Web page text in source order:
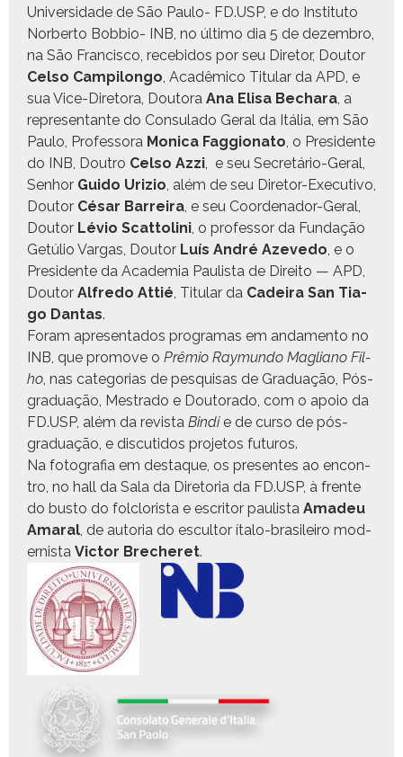
Uni­ver­si­dade de São Paulo- FD.USP, e do Insti­tu­to
Nor­ber­to Bob­bio- INB, no últi­mo dia 5 de dezem­bro,
na São Fran­cis­co, rece­bidos por seu Dire­tor, Doutor
Cel­so Campi­lon­go, Acadêmi­co Tit­u­lar da APD, e
sua Vice-Dire­to­ra, Douto­ra Ana Elisa Bechara, a
rep­re­sen­tante do Con­sula­do Ger­al da Itália, em São
Paulo, Pro­fes­so­ra Mon­i­ca Fag­gion­a­to, o Pres­i­dente
do INB, Doutro Cel­so Azzi, e seu Secretário-Ger­al,
Sen­hor Gui­do Urizio, além de seu Dire­tor-Exec­u­ti­vo,
Doutor César Bar­reira, e seu Coor­de­nador-Ger­al,
Doutor Lévio Scat­toli­ni, o pro­fes­sor da Fun­dação
Getúlio Var­gas, Doutor Luís André Azeve­do, e o
Pres­i­dente da Acad­e­mia Paulista de Dire­ito — APD,
Doutor Alfre­do Attié, Tit­u­lar da Cadeira San Tia­
go Dan­tas.
Foram apre­sen­ta­dos pro­gra­mas em anda­men­to no
INB, que pro­move o Prêmio Ray­mun­do Magliano Fil­
ho, nas cat­e­go­rias de pesquisas de Grad­u­ação, Pós-
grad­u­ação, Mestra­do e Doutora­do, com o apoio da
FD.USP, além da revista Bin­die de cur­so de pós-
grad­u­ação, e dis­cu­ti­dos pro­je­tos futuros.
Na fotografia em destaque, os pre­sentes ao encon­
tro, no hall da Sala da Dire­to­ria da FD.USP, à frente
do bus­to do fol­clorista e escritor paulista Amadeu
Ama­r­al, de auto­ria do escul­tor íta­lo-brasileiro mod­
ernista Vic­tor Brecheret.